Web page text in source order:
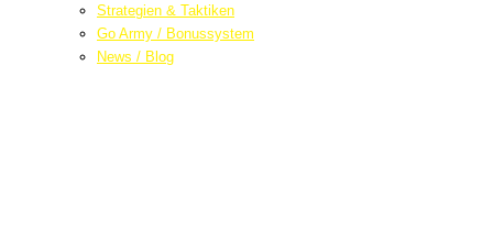
Strategien & Taktiken
Go Army / Bonussystem
News / Blog